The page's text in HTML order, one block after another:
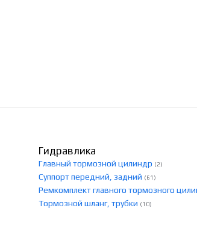
Гидравлика
Главный тормозной цилиндр (2)
Суппорт передний, задний (61)
Ремкомплект главного тормозного
Тормозной шланг, трубки (10)